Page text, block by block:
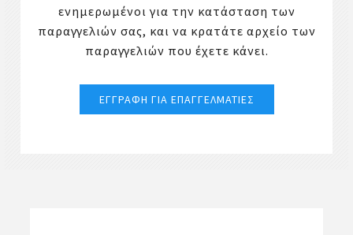
ενημερωμένοι για την κατάσταση των
παραγγελιών σας, και να κρατάτε αρχείο των
παραγγελιών που έχετε κάνει.